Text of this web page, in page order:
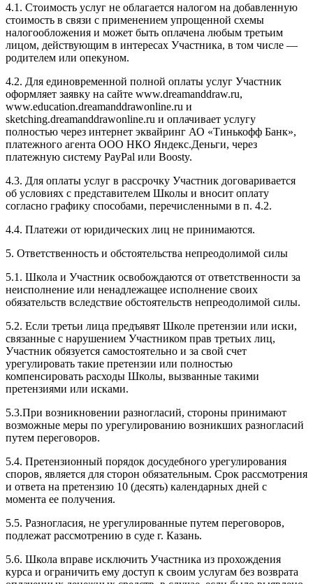
4.1. Cтоимость услуг не облагается налогом на добавленную
стоимость в связи с применением упрощенной схемы
налогообложения и может быть оплачена любым третьим
лицом, действующим в интересах Участника, в том числе —
родителем или опекуном.
4.2. Для единовременной полной оплаты услуг Участник
оформляет заявку на сайте www.dreamanddraw.ru,
www.education.dreamanddrawonline.ru и
sketching.dreamanddrawonline.ru и оплачивает услугу
полностью через интернет эквайринг АО «Тинькофф Банк»,
платежного агента ООО НКО Яндекс.Деньги, через
платежную систему PayPal или Boosty.
4.3. Для оплаты услуг в рассрочку Участник договаривается
об условиях с представителем Школы и вносит оплату
согласно графику способами, перечисленными в п. 4.2.
4.4. Платежи от юридических лиц не принимаются.
5. Ответственность и обстоятельства непреодолимой силы
5.1. Школа и Участник освобождаются от ответственности за
неисполнение или ненадлежащее исполнение своих
обязательств вследствие обстоятельств непреодолимой силы.
5.2. Если третьи лица предъявят Школе претензии или иски,
связанные с нарушением Участником прав третьих лиц,
Участник обязуется самостоятельно и за свой счет
урегулировать такие претензии или полностью
компенсировать расходы Школы, вызванные такими
претензиями или исками.
5.3.При возникновении разногласий, стороны принимают
возможные меры по урегулированию возникших разногласий
путем переговоров.
5.4. Претензионный порядок досудебного урегулирования
споров, является для сторон обязательным. Срок рассмотрения
и ответа на претензию 10 (десять) календарных дней с
момента ее получения.
5.5. Разногласия, не урегулированные путем переговоров,
подлежат рассмотрению в суде г. Казань.
5.6. Школа вправе исключить Участника из прохождения
курса и ограничить ему доступ к своим услугам без возврата